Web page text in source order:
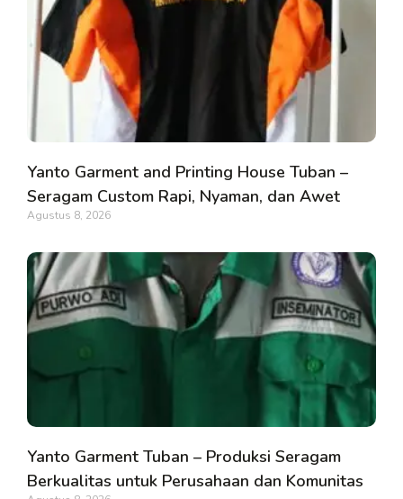
Yanto Garment and Printing House Tuban –
Seragam Custom Rapi, Nyaman, dan Awet
Agustus 8, 2026
Yanto Garment Tuban – Produksi Seragam
Berkualitas untuk Perusahaan dan Komunitas